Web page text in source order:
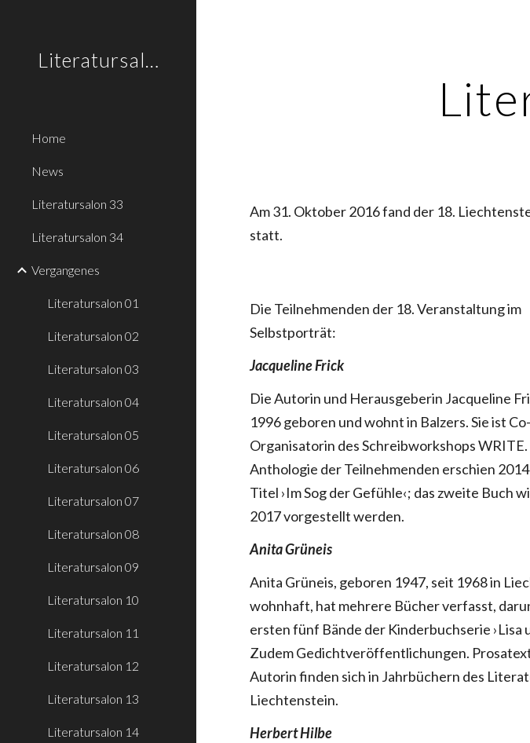
Literatursalon.li
Home
News
Literatursalon 33
Literatursalon 34
Vergangenes
Literatursalon 01
Literatursalon 02
Literatursalon 03
Literatursalon 04
Literatursalon 05
Literatursalon 06
Literatursalon 07
Literatursalon 08
Literatursalon 09
Literatursalon 10
Literatursalon 11
Literatursalon 12
Literatursalon 13
Literatursalon 14
Am 31. Oktober 2016 fand der 18.
statt.
Die Teilnehmenden der 18. Veranstaltung im
Selbstporträt:
Jacqueline Frick
Die Autorin und Herausgeberin Jacqueline
1996 geboren und wohnt in Balzers. Sie ist Co-
Organisatorin des Schreibworkshops
Anthologie der Teilnehmenden erschien
Titel ›Im Sog der Gefühle‹; das zweite Buch
2017 vorgestellt werden.
Anita Grüneis
Anita Grüneis, geboren 1947, seit 1968 in
wohnhaft, hat mehrere Bücher verfasst,
ersten fünf Bände der Kinderbuchserie ›Lisa
Zudem Gedichtveröffentlichungen.
Autorin finden sich in Jahrbüchern des
Liechtenstein.
Herbert Hilbe